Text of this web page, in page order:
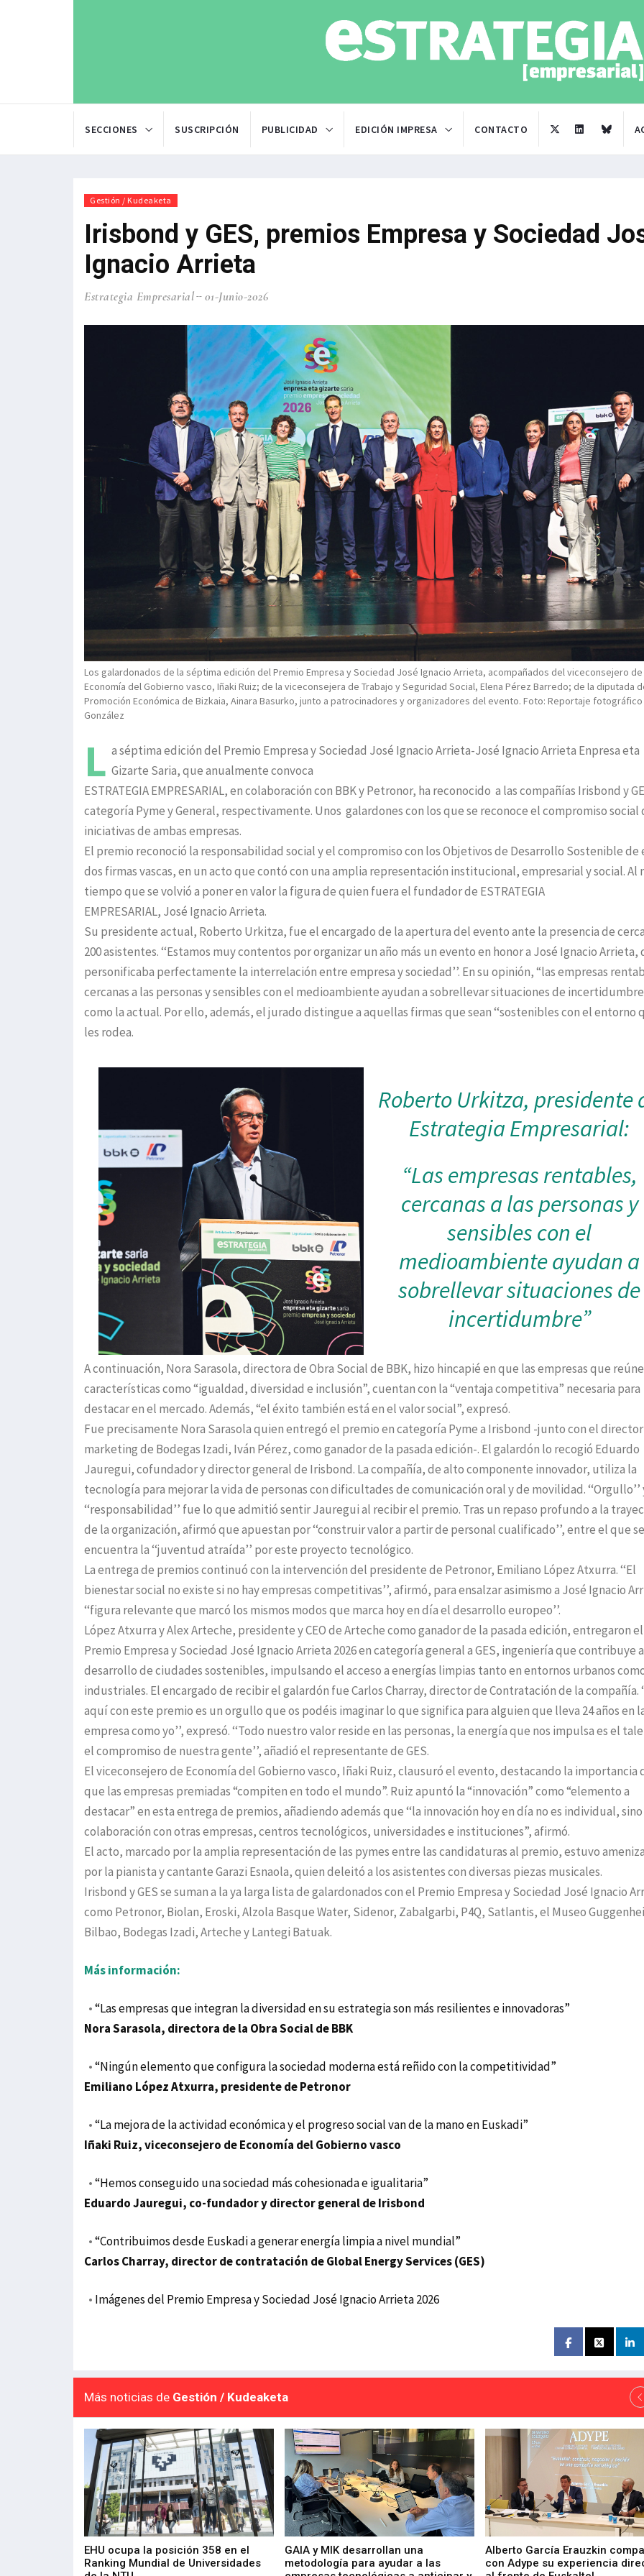
SECCIONES SUSCRIPCIÓN PUBLICIDAD EDICIÓN IMPRESA CONTACTO
Gestión / Kudeaketa
Irisbond y GES, premios Empresa y Sociedad
Ignacio Arrieta
Estrategia Empresarial 01-Junio-2026
Los galardonados de la séptima edición del Premio Empresa y Sociedad José Ignacio Arrieta, acompañados del viceconsejero de
Economía del Gobierno vasco, Iñaki Ruiz; de la viceconsejera de Trabajo y Seguridad Social, Elena Pérez Barredo; de la diputada
Promoción Económica de Bizkaia, Ainara Basurko, junto a patrocinadores y organizadores del evento. Foto: Reportaje
González
L a séptima edición del Premio Empresa y Sociedad José Ignacio Arrieta-José Ignacio Arrieta Enpresa eta
Gizarte Saria, que anualmente convoca
ESTRATEGIA EMPRESARIAL, en colaboración con BBK y Petronor, ha reconocido a las compañías Irisbond y
categoría Pyme y General, respectivamente. Unos galardones con los que se reconoce el compromiso social
iniciativas de ambas empresas.
El premio reconoció la responsabilidad social y el compromiso con los Objetivos de Desarrollo Sostenible de
dos firmas vascas, en un acto que contó con una amplia representación institucional, empresarial y social. Al
tiempo que se volvió a poner en valor la figura de quien fuera el fundador de ESTRATEGIA
EMPRESARIAL, José Ignacio Arrieta.
Su presidente actual, Roberto Urkitza, fue el encargado de la apertura del evento ante la presencia de
200 asistentes. ‘‘Estamos muy contentos por organizar un año más un evento en honor a José Ignacio Arrieta,
personificaba perfectamente la interrelación entre empresa y sociedad’’. En su opinión, “las empresas
cercanas a las personas y sensibles con el medioambiente ayudan a sobrellevar situaciones de
como la actual. Por ello, además, el jurado distingue a aquellas firmas que sean ‘‘sostenibles con el entorno
les rodea.
Roberto Urkitza, presidente
Estrategia Empresarial:
“Las empresas rentables,
cercanas a las personas y
sensibles con el
medioambiente ayudan a
sobrellevar situaciones de
incertidumbre”
A continuación, Nora Sarasola, directora de Obra Social de BBK, hizo hincapié en que las empresas que
características como “igualdad, diversidad e inclusión”, cuentan con la “ventaja competitiva” necesaria para
destacar en el mercado. Además, “el éxito también está en el valor social”, expresó.
Fue precisamente Nora Sarasola quien entregó el premio en categoría Pyme a Irisbond -junto con el
marketing de Bodegas Izadi, Iván Pérez, como ganador de la pasada edición-. El galardón lo recogió Eduardo
Jauregui, cofundador y director general de Irisbond. La compañía, de alto componente innovador, utiliza la
tecnología para mejorar la vida de personas con dificultades de comunicación oral y de movilidad. ‘‘Orgullo’’
‘‘responsabilidad’’ fue lo que admitió sentir Jauregui al recibir el premio. Tras un repaso profundo a la
de la organización, afirmó que apuestan por ‘‘construir valor a partir de personal cualificado’’, entre el que se
encuentra la ‘‘juventud atraída’’ por este proyecto tecnológico.
La entrega de premios continuó con la intervención del presidente de Petronor, Emiliano López Atxurra. ‘‘El
bienestar social no existe si no hay empresas competitivas’’, afirmó, para ensalzar asimismo a José Ignacio
‘‘figura relevante que marcó los mismos modos que marca hoy en día el desarrollo europeo’’.
López Atxurra y Alex Arteche, presidente y CEO de Arteche como ganador de la pasada edición, entregaron el
Premio Empresa y Sociedad José Ignacio Arrieta 2026 en categoría general a GES, ingeniería que contribuye
desarrollo de ciudades sostenibles, impulsando el acceso a energías limpias tanto en entornos urbanos
industriales. El encargado de recibir el galardón fue Carlos Charray, director de Contratación de la compañía.
aquí con este premio es un orgullo que os podéis imaginar lo que significa para alguien que lleva 24 años en
empresa como yo’’, expresó. ‘‘Todo nuestro valor reside en las personas, la energía que nos impulsa es el
el compromiso de nuestra gente’’, añadió el representante de GES.
El viceconsejero de Economía del Gobierno vasco, Iñaki Ruiz, clausuró el evento, destacando la importancia
que las empresas premiadas “compiten en todo el mundo”. Ruiz apuntó la “innovación” como “elemento a
destacar” en esta entrega de premios, añadiendo además que ‘‘la innovación hoy en día no es individual, sino
colaboración con otras empresas, centros tecnológicos, universidades e instituciones”, afirmó.
El acto, marcado por la amplia representación de las pymes entre las candidaturas al premio, estuvo
por la pianista y cantante Garazi Esnaola, quien deleitó a los asistentes con diversas piezas musicales.
Irisbond y GES se suman a la ya larga lista de galardonados con el Premio Empresa y Sociedad José Ignacio
como Petronor, Biolan, Eroski, Alzola Basque Water, Sidenor, Zabalgarbi, P4Q, Satlantis, el Museo
Bilbao, Bodegas Izadi, Arteche y Lantegi Batuak.
Más información:
•“Las empresas que integran la diversidad en su estrategia son más resilientes e innovadoras”
Nora Sarasola, directora de la Obra Social de BBK
•“Ningún elemento que configura la sociedad moderna está reñido con la competitividad”
Emiliano López Atxurra, presidente de Petronor
•“La mejora de la actividad económica y el progreso social van de la mano en Euskadi”
Iñaki Ruiz, viceconsejero de Economía del Gobierno vasco
•“Hemos conseguido una sociedad más cohesionada e igualitaria”
Eduardo Jauregui, co-fundador y director general de Irisbond
•“Contribuimos desde Euskadi a generar energía limpia a nivel mundial”
Carlos Charray, director de contratación de Global Energy Services (GES)
• Imágenes del Premio Empresa y Sociedad José Ignacio Arrieta 2026
Más noticias de Gestión / Kudeaketa
EHU ocupa la posición 358 en el
Ranking Mundial de Universidades
GAIA y MIK desarrollan una
metodología para ayudar a las
Alberto García Erauzkin
con Adype su experiencia